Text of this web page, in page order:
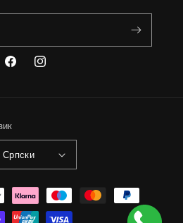
Фејсбукинстаграм
Српски